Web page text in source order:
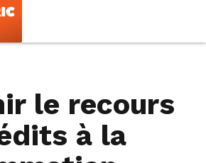
le recours
à la